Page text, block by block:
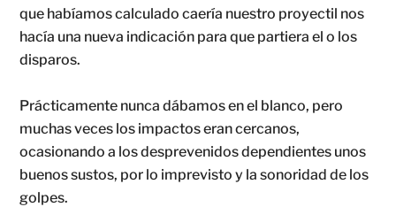
que habíamos calculado caería nuestro proyectil nos
hacía una nueva indicación para que partiera el o los
disparos.
Prácticamente nunca dábamos en el blanco, pero
muchas veces los impactos eran cercanos,
ocasionando a los desprevenidos dependientes unos
buenos sustos, por lo imprevisto y la sonoridad de los
golpes.